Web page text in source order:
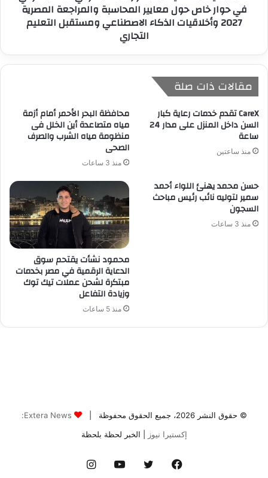
© حقوق النشر 2026، جميع الحقوق محفوظة |
Extera News:
إكستيرا نيوز
| الخبر لحظة بلحظة
فيسبوك تويتر يوتيوب